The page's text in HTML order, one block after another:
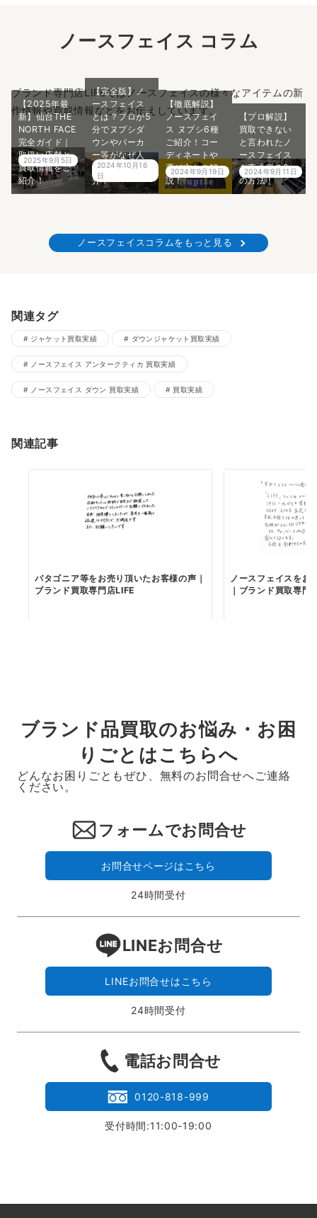
ノースフェイス コラム
ブランド専門店LIFEではノースフェイスの様々なアイテムの新
作情報や買取情報などをお伝えしています。
【2025年最
新】仙台THE
NORTH FACE
完全ガイド｜
取扱い店舗と
買取情報をご
紹介！
2025年9月5日
【完全版】ノ
ースフェイス
とは？プロが5
分でヌプシダ
ウンやパーカ
ー等がなぜ人
気なのかご紹
介！
2024年10月16
日
【徹底解説】
ノースフェイ
ス ヌプシ6種
ご紹介！コー
ディネートや
選び方もご解
説！
2024年9月19日
【プロ解説】
買取できない
と言われたノ
ースフェイス
を高く売る2つ
の方法！
2024年9月11日
ノースフェイスコラムをもっと見る
関連タグ
ジャケット買取実績 ダウンジャケット買取実績
ノースフェイス アンタークティカ 買取実績
ノースフェイス ダウン 買取実績 買取実績
関連記事
パタゴニア等をお売り頂いたお客様の声｜
ブランド買取専門店LIFE
ノースフェイスをお
｜ブランド買取専門
ブランド品買取のお悩み・お困
りごとはこちらへ
どんなお困りごともぜひ、無料のお問合せへご連絡
ください。
フォームでお問合せ
お問合せページはこちら
24時間受付
LINEお問合せ
LINEお問合せはこちら
24時間受付
電話お問合せ
0120-818-999
受付時間:11:00-19:00